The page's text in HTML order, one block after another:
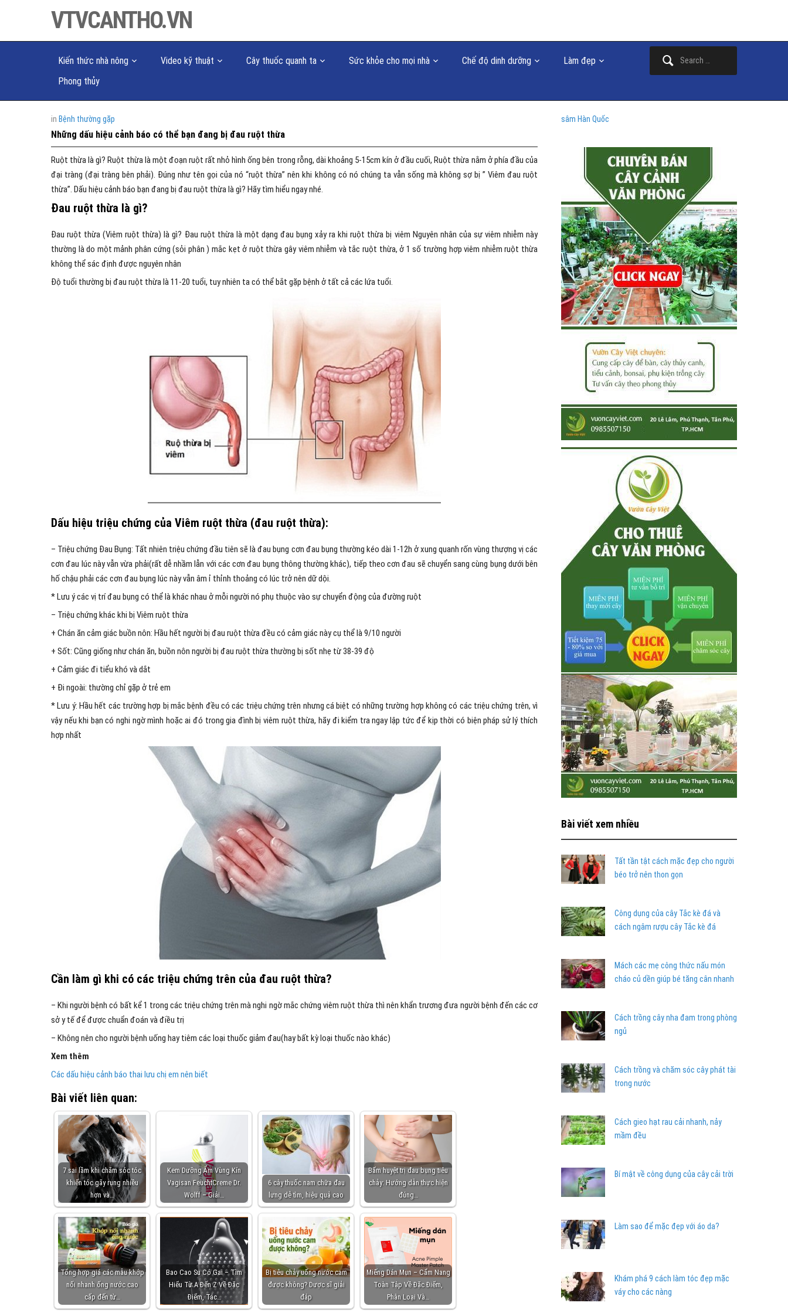
VTVCANTHO.VN
Kiến thức nhà nông Video kỹ thuật Cây thuốc quanh ta Sức khỏe cho mọi nhà Chế độ dinh dưỡng
Làm đẹp
Phong thủy
in Bệnh thường gặp
Những dấu hiệu cảnh báo có thể bạn đang bị đau ruột thừa
Ruột thừa là gì? Ruột thừa là một đoạn ruột rất nhỏ hình ống bên trong rỗng, dài khoảng 5-15cm kín ở đầu cuối, Ruột thừa nằm ở phía đầu của
đại tràng (đại tràng bên phải). Đúng như tên gọi của nó “ruột thừa” nên khi không có nó chúng ta vẫn sống mà không sợ bị ” Viêm đau ruột
thừa”. Dấu hiệu cảnh báo bạn đang bị đau ruột thừa là gì? Hãy tìm hiểu ngay nhé.
Đau ruột thừa là gì?
Đau ruột thừa (Viêm ruột thừa) là gì? Đau ruột thừa là một dạng đau bụng xảy ra khi ruột thừa bị viêm Nguyên nhân của sự viêm nhiễm này
thường là do một mảnh phân cứng (sỏi phân ) mắc kẹt ở ruột thừa gây viêm nhiễm và tắc ruột thừa, ở 1 số trường hợp viêm nhiễm ruột thừa
không thể sác định được nguyên nhân
Độ tuổi thường bị đau ruột thừa là 11-20 tuổi, tuy nhiên ta có thể bắt gặp bệnh ở tất cả các lứa tuổi.
Dấu hiệu triệu chứng của Viêm ruột thừa (đau ruột thừa):
– Triệu chứng Đau Bụng: Tất nhiên triệu chứng đầu tiên sẽ là đau bụng cơn đau bụng thường kéo dài 1-12h ở xung quanh rốn vùng thượng vị các
cơn đau lúc này vẫn vừa phải(rất dễ nhầm lẫn với các cơn đau bụng thông thường khác), tiếp theo cơn đau sẽ chuyển sang cùng bụng dưới bên
hố chậu phải các cơn đau bụng lúc này vẫn âm ỉ thỉnh thoảng có lúc trở nên dữ dội.
* Lưu ý các vị trí đau bụng có thể là khác nhau ở mỗi người nó phụ thuộc vào sự chuyển động của đường ruột
– Triệu chứng khác khi bị Viêm ruột thừa
+ Chán ăn cảm giác buồn nôn: Hầu hết người bị đau ruột thừa đều có cảm giác này cụ thể là 9/10 người
+ Sốt: Cũng giống như chán ăn, buồn nôn người bị đau ruột thừa thường bị sốt nhẹ từ 38-39 độ
+ Cảm giác đi tiểu khó và dắt
+ Đi ngoài: thường chỉ gặp ở trẻ em
* Lưu ý: Hầu hết các trường hợp bị mắc bệnh đều có các triệu chứng trên nhưng cá biệt có những trường hợp không có các triệu chứng trên, vì
vậy nếu khi bạn có nghi ngờ mình hoặc ai đó trong gia đình bị viêm ruột thừa, hãy đi kiểm tra ngay lập tức để kịp thời có biện pháp sử lý thích
hợp nhất
Cần làm gì khi có các triệu chứng trên của đau ruột thừa?
– Khi người bệnh có bất kể 1 trong các triệu chứng trên mà nghi ngờ mắc chứng viêm ruột thừa thì nên khẩn trương đưa người bệnh đến các cơ
sở y tế để được chuẩn đoán và điều trị
– Không nên cho người bệnh uống hay tiêm các loại thuốc giảm đau(hay bất kỳ loại thuốc nào khác)
Xem thêm
Các dấu hiệu cảnh báo thai lưu chị em nên biết
Bài viết liên quan:
7 sai lầm khi chăm sóc tóc
khiến tóc gãy rụng nhiều
hơn và…
Kem Dưỡng Ẩm Vùng Kín
Vagisan FeuchtCreme Dr.
Wolff – Giải…
6 cây thuốc nam chữa đau
lưng dễ tìm, hiệu quả cao
Bấm huyệt trị đau bụng tiêu
chảy: Hướng dẫn thực hiện
đúng…
Tổng hợp giá các mẫu khớp
nối nhanh ống nước cao
cấp đến từ…
Bao Cao Su Có Gai – Tìm
Hiểu Từ A Đến Z Về Đặc
Điểm, Tác…
Bị tiêu chảy uống nước cam
được không? Dược sĩ giải
đáp
Miếng Dán Mụn – Cẩm Nang
Toàn Tập Về Đặc Điểm,
Phân Loại Và…
sâm Hàn Quốc
Bài viết xem nhiều
Tất tần tật cách mặc đẹp cho người
béo trở nên thon gọn
Công dụng của cây Tắc kè đá và
cách ngâm rượu cây Tắc kè đá
Mách các mẹ công thức nấu món
cháo củ dền giúp bé tăng cân nhanh
Cách trồng cây nha đam trong phòng
ngủ
Cách trồng và chăm sóc cây phát tài
trong nước
Cách gieo hạt rau cải nhanh, nảy
mầm đều
Bí mật về công dụng của cây cải trời
Làm sao để mặc đẹp với áo da?
Khám phá 9 cách làm tóc đẹp mặc
váy cho các nàng